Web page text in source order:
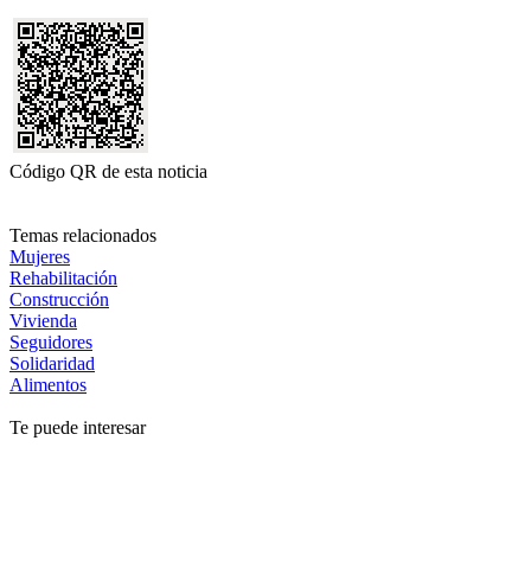
Código QR de esta noticia
Temas relacionados
Mujeres
Rehabilitación
Construcción
Vivienda
Seguidores
Solidaridad
Alimentos
Te puede interesar